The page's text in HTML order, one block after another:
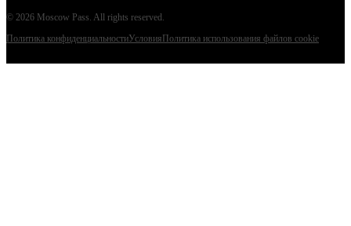
© 2026 Moscow Pass. All rights reserved.
Политика конфиденциальностиУсловияПолитика использования файлов cookie